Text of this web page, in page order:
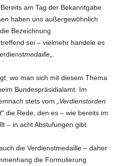
Bereits am Tag der Bekanntgabe
haben uns außergewöhnlich
Bezeichnung
sei – vielmehr handele es
medaille
wo man sich mit diesem Thema
Bundespräsidialamt. Im
stets vom
„Verdienstorden
die Rede, den es – wie bereits im
– in acht Abstufungen gibt.
die Verdienstmedaille – daher
die Formulierung